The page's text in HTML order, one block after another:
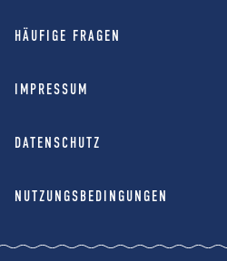
HÄUFIGE FRAGEN
IMPRESSUM
DATENSCHUTZ
NUTZUNGSBEDINGUNGEN